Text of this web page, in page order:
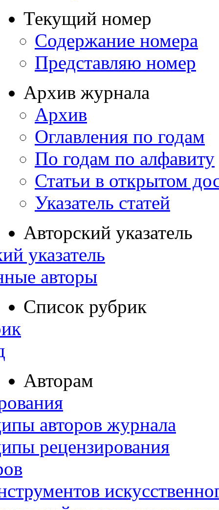
Текущий номер
Содержание номера
Представляю номер
Архив журнала
Архив
Оглавления по годам
По годам по алфавиту
Статьи в открытом
Указатель статей
Авторский указатель
указатель
авторы
Список рубрик
Авторам
авторов журнала
рецензирования